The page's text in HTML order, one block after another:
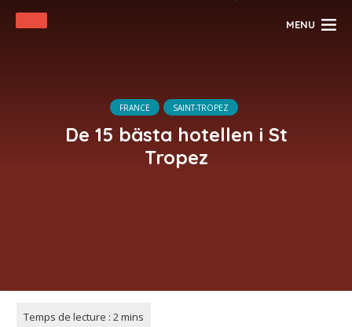
MENU
FRANCE SAINT-TROPEZ
De 15 bästa hotellen i St
Tropez